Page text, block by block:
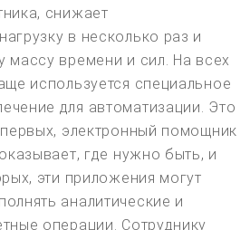
снижает
в несколько раз и
массу времени и сил. На всех
используется специальное
для автоматизации. Это
электронный помощник
где нужно быть, и
эти приложения могут
аналитические и
операции. Сотруднику